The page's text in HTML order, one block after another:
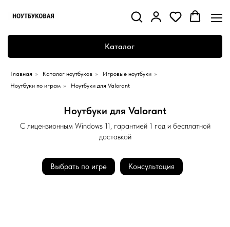
Каталог
Главная » Каталог ноутбуков » Игровые ноутбуки »
Ноутбуки по играм » Ноутбуки для Valorant
Ноутбуки для Valorant
С лицензионным Windows 11, гарантией 1 год и бесплатной
доставкой
Выбрать по игре Консультация